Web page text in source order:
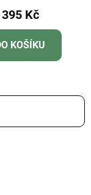
395 Kč
KOŠÍKU